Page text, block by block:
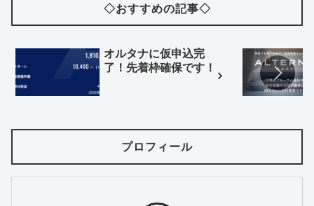
◇おすすめの記事◇
オルタナに仮申込完
了！先着枠確保です！
プロフィール